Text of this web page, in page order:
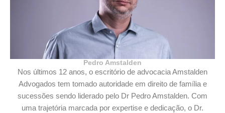
Pedro Amstalden
Nos últimos 12 anos, o escritório de advocacia Amstalden
Advogados tem tomado autoridade em direito de família e
sucessões sendo liderado pelo Dr Pedro Amstalden. Com
uma trajetória marcada por expertise e dedicação, o Dr.